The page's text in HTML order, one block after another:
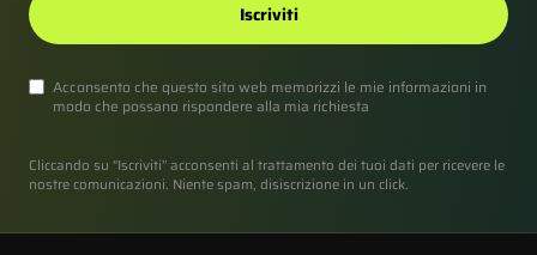
Iscriviti
Acconsento che questo sito web memorizzi le mie informazioni in
modo che possano rispondere alla mia richiesta
Cliccando su “Iscriviti” acconsenti al trattamento dei tuoi dati per ricevere le
nostre comunicazioni. Niente spam, disiscrizione in un click.